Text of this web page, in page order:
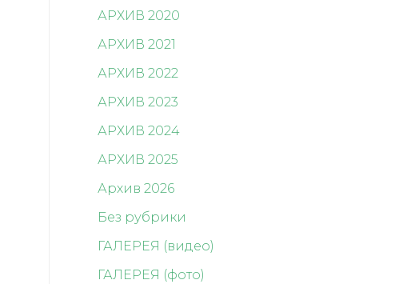
АРХИВ 2020
АРХИВ 2021
АРХИВ 2022
АРХИВ 2023
АРХИВ 2024
АРХИВ 2025
Архив 2026
Без рубрики
ГАЛЕРЕЯ (видео)
ГАЛЕРЕЯ (фото)